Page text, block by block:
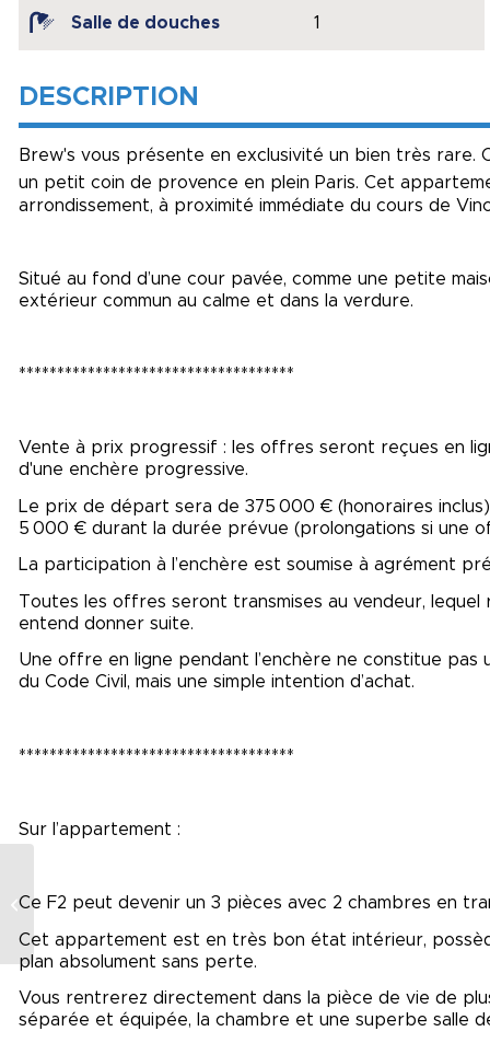
Salle de douches 1
DESCRIPTION
Brew's vous présente en exclusivité un bien très rare.
un petit coin de provence en plein Paris. Cet
arrondissement, à proximité immédiate du cours de
Situé au fond d’une cour pavée, comme une petite
extérieur commun au calme et dans la verdure.
************************************
Vente à prix progressif : les offres seront reçues en
d'une enchère progressive.
Le prix de départ sera de 375 000 € (honoraires
5 000 € durant la durée prévue (prolongations si une
La participation à l’enchère est soumise à agrément
Toutes les offres seront transmises au vendeur,
entend donner suite.
Une offre en ligne pendant l’enchère ne constitue pas
du Code Civil, mais une simple intention d’achat.
************************************
Sur l’appartement :
Ce F2 peut devenir un 3 pièces avec 2 chambres en
Cet appartement est en très bon état intérieur,
plan absolument sans perte.
Vous rentrerez directement dans la pièce de vie de
séparée et équipée, la chambre et une superbe salle
VILLE MONTEREAU